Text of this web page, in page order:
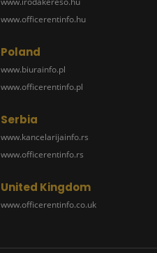
www.officerentinfo.hu
Poland
www.biurainfo.pl
www.officerentinfo.pl
Serbia
www.kancelarijainfo.rs
www.officerentinfo.rs
United Kingdom
www.officerentinfo.co.uk